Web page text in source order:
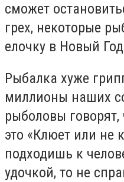
сможет
грех, некоторые
елочку в Новый
Рыбалка хуже
миллионы наших
рыболовы говорят,
это «Клюет или не
подходишь к
удочкой, то не